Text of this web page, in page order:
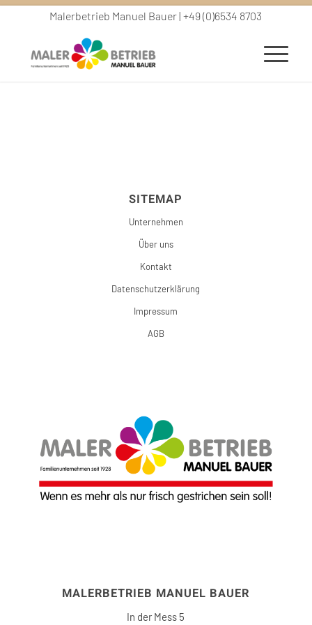
Malerbetrieb Manuel Bauer | +49 (0)6534 8703
SITEMAP
Unternehmen
Über uns
Kontakt
Datenschutzerklärung
Impressum
AGB
MALERBETRIEB MANUEL BAUER
In der Mess 5